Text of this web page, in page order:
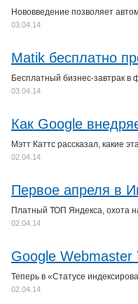
Нововведение позволяет
03.04.14
Matik бесплатно
Бесплатный бизнес-завтрак в
03.04.14
Как Google
Мэтт Каттс рассказал, какие
02.04.14
Первое апреля в
Платный ТОП Яндекса, охота
02.04.14
Google Webmaster
Теперь в «Статусе
02.04.14